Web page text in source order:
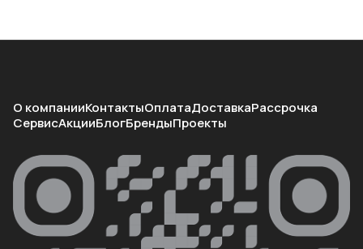
О компанииКонтактыОплатаДоставкаРассрочка
СервисАкцииБлогБрендыПроекты